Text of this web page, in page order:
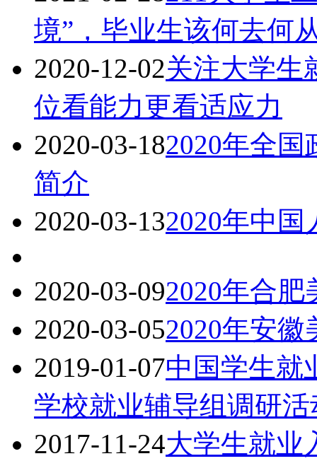
境”，毕业生该何去何
2020-12-02关注大学生
位看能力更看适应力
2020-03-182020年全
简介
2020-03-132020年中
2020-03-092020年合
2020-03-052020年安徽
2019-01-07中国学生就
学校就业辅导组调研
2017-11-24大学生就业